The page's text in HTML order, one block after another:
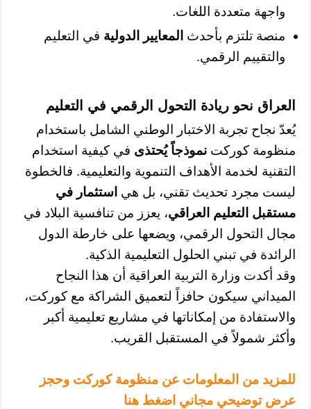
واجهة متعددة اللغات.
منصة تلتزم بأحدث المعايير الدولية في التعليم
والتقييم الرقمي.
العراق نحو ريادة التحول الرقمي في التعليم
يُعدّ نجاح تجربة الاختبار الوطني الشامل باستخدام
منظومة كوركتنموذجاً يُحتذى في كيفية استخدام
التقنية لخدمة الأهداف التنموية والتعليمية. فالخطوة
ليست مجرد تحديث تقني، بل هي استثمار في
مستقبل التعليم العراقي، يعزز من تنافسية البلاد في
مجال التحول الرقمي، ويضعها على خارطة الدول
الرائدة في تبني الحلول التعليمية الذكية.
وقد أكدت وزارة التربية العراقية أن هذا النجاح
الميداني سيكون حافزاً لتعميق الشراكة مع كوركت،
والاستفادة من إمكاناتها في مشاريع تعليمية أكبر
وأكثر شمولاً في المستقبل القريب.
للمزيد من المعلومات عن منظومة كوركت وحجز
عرض توضيحي مجاني اضغط هنا